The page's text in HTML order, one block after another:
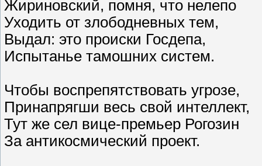
Жириновский, помня, что нелепо
Уходить от злободневных тем,
Выдал: это происки Госдепа,
Испытанье тамошних систем.
Чтобы воспрепятствовать угрозе,
Принапрягши весь свой интеллект,
Тут же сел вице-премьер Рогозин
За антикосмический проект.